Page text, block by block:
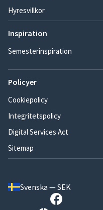
Hyresvillkor
Inspiration
Semesterinspiration
Policyer
Cookiepolicy
Integritetspolicy
Digital Services Act
Sitemap
Svenska — SEK